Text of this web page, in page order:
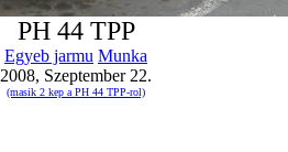
PH 44 TPP
Egyeb jarmu Munka
2008, Szeptember 22.
(masik 2 kep a PH 44 TPP-rol)